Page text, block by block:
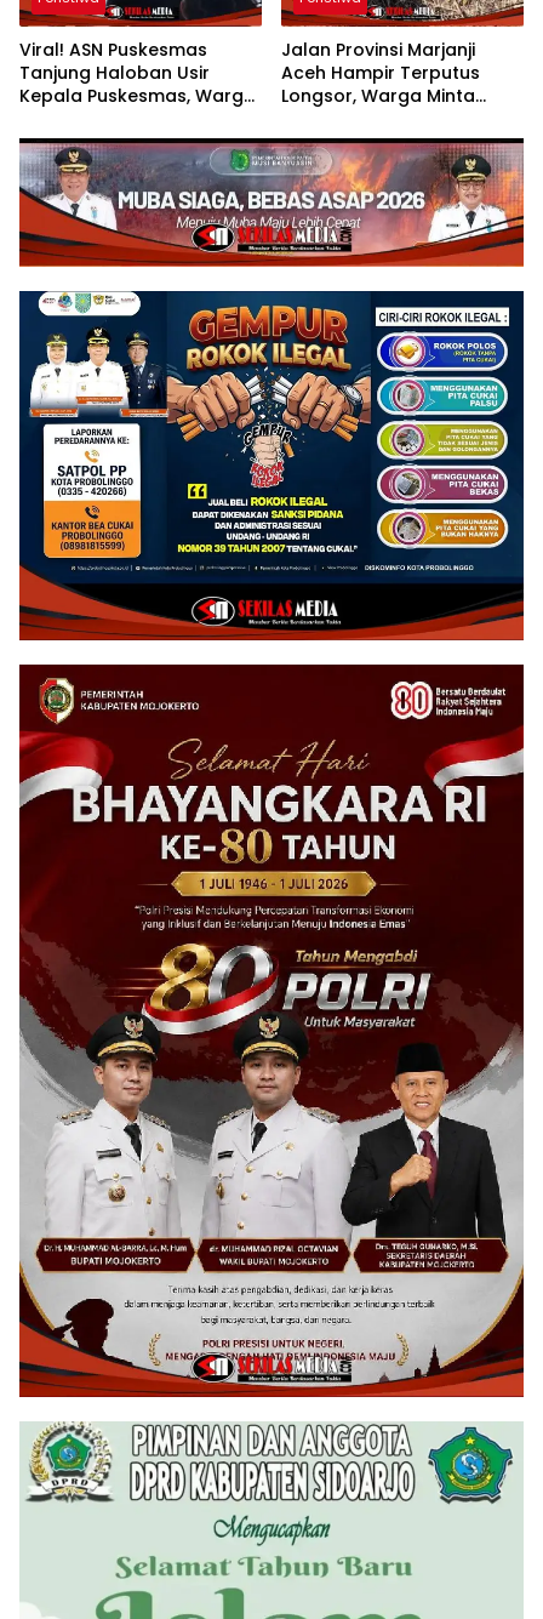
Viral! ASN Puskesmas
Tanjung Haloban Usir
Kepala Puskesmas, Warga:
Pelanggaran Etik
Jalan Provinsi Marjanji
Aceh Hampir Terputus
Longsor, Warga Minta